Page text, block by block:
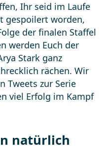
Ihr seid im Laufe
gespoilert worden,
der finalen Staffel
werden Euch der
Stark ganz
rächen. Wir
Tweets zur Serie
viel Erfolg im Kampf
natürlich